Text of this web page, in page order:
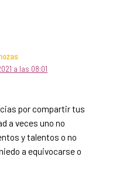
a las 08:01
por compartir tus
a veces uno no
y talentos o no
a equivocarse o